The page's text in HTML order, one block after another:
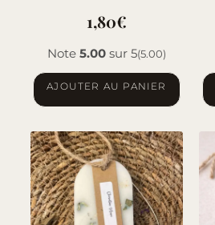
1,80€
Note 5.00sur 5(5.00)
AJOUTER AU PANIER